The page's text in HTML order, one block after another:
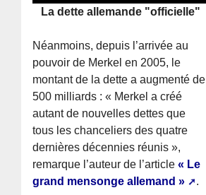
La dette allemande "officielle"
Néanmoins, depuis l’arrivée au
pouvoir de Merkel en 2005, le
montant de la dette a augmenté de
500 milliards : « Merkel a créé
autant de nouvelles dettes que
tous les chanceliers des quatre
dernières décennies réunis »,
remarque l’auteur de l’article« Le
grand mensonge allemand »
.